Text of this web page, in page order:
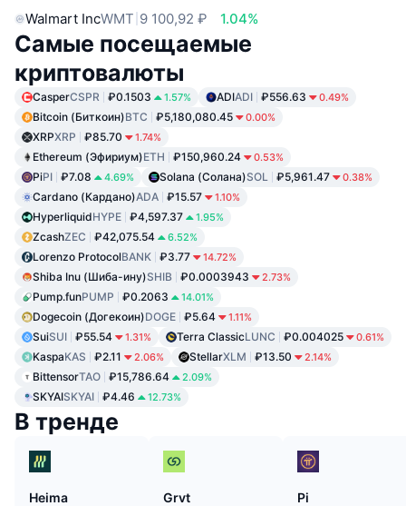
Walmart IncWMT 9 100,92 ₽ 1.04%
Самые посещаемые
криптовалюты
CasperCSPR ₽0.1503 1.57% ADIADI ₽556.63 0.49%
Bitcoin (Биткоин)BTC ₽5,180,080.45 0.00%
XRPXRP ₽85.70 1.74%
Ethereum (Эфириум)ETH ₽150,960.24 0.53%
PiPI ₽7.08 4.69% Solana (Солана)SOL ₽5,961.47 0.38%
Cardano (Кардано)ADA ₽15.57 1.10%
HyperliquidHYPE ₽4,597.37 1.95%
ZcashZEC ₽42,075.54 6.52%
Lorenzo ProtocolBANK ₽3.77 14.72%
Shiba Inu (Шиба-ину)SHIB ₽0.0003943 2.73%
Pump.funPUMP ₽0.2063 14.01%
Dogecoin (Догекоин)DOGE ₽5.64 1.11%
SuiSUI ₽55.54 1.31% Terra ClassicLUNC ₽0.004025 0.61%
KaspaKAS ₽2.11 2.06% StellarXLM ₽13.50 2.14%
BittensorTAO ₽15,786.64 2.09%
SKYAISKYAI ₽4.46 12.73%
В тренде
Heima
Grvt
Pi